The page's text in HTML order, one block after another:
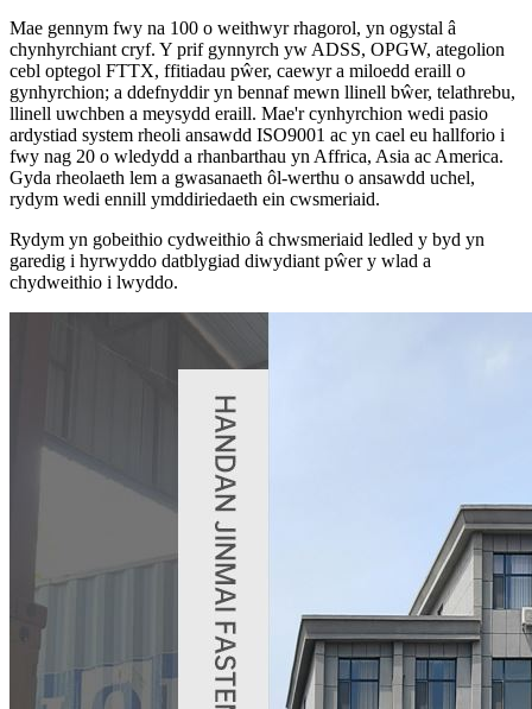
Mae gennym fwy na 100 o weithwyr rhagorol, yn ogystal â
chynhyrchiant cryf. Y prif gynnyrch yw ADSS, OPGW, ategolion
cebl optegol FTTX, ffitiadau pŵer, caewyr a miloedd eraill o
gynhyrchion; a ddefnyddir yn bennaf mewn llinell bŵer, telathrebu,
llinell uwchben a meysydd eraill. Mae'r cynhyrchion wedi pasio
ardystiad system rheoli ansawdd ISO9001 ac yn cael eu hallforio i
fwy nag 20 o wledydd a rhanbarthau yn Affrica, Asia ac America.
Gyda rheolaeth lem a gwasanaeth ôl-werthu o ansawdd uchel,
rydym wedi ennill ymddiriedaeth ein cwsmeriaid.
Rydym yn gobeithio cydweithio â chwsmeriaid ledled y byd yn
garedig i hyrwyddo datblygiad diwydiant pŵer y wlad a
chydweithio i lwyddo.